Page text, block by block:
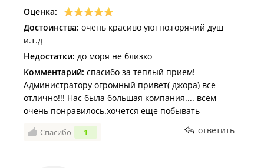
Оценка:
Достоинства: очень красиво уютно,горячий душ
и.т.д
Недостатки: до моря не близко
Комментарий: спасибо за теплый прием!
Администратору огромный привет( джора) все
отлично!!! Нас была большая компания.... всем
очень понравилось.хочется еще побывать
Спасибо 1 ответить